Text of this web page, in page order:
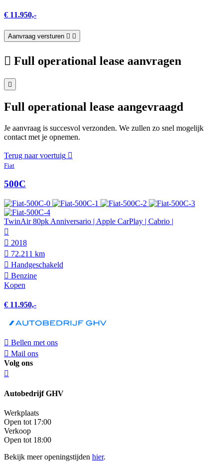
€ 11.950,-
Aanvraag versturen
Full operational lease aanvragen
Full operational lease aangevraagd
Je aanvraag is succesvol verzonden. We zullen zo snel mogelijk
contact met je opnemen.
Terug naar voertuig
Fiat
500C
TwinAir 80pk Anniversario | Apple CarPlay | Cabrio |
2018
72.211 km
Hand­geschakeld
Benzine
Kopen
€ 11.950,-
Bellen met ons
Mail ons
Volg ons
Autobedrijf GHV
Werkplaats
Open tot 17:00
Verkoop
Open tot 18:00
Bekijk meer openingstijden hier.